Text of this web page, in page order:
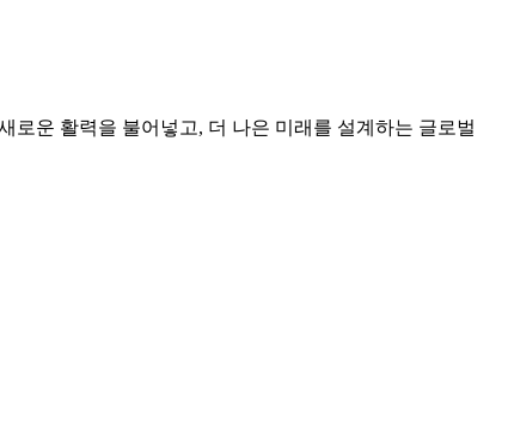
로운 활력을 불어넣고, 더 나은 미래를 설계하는 글로벌